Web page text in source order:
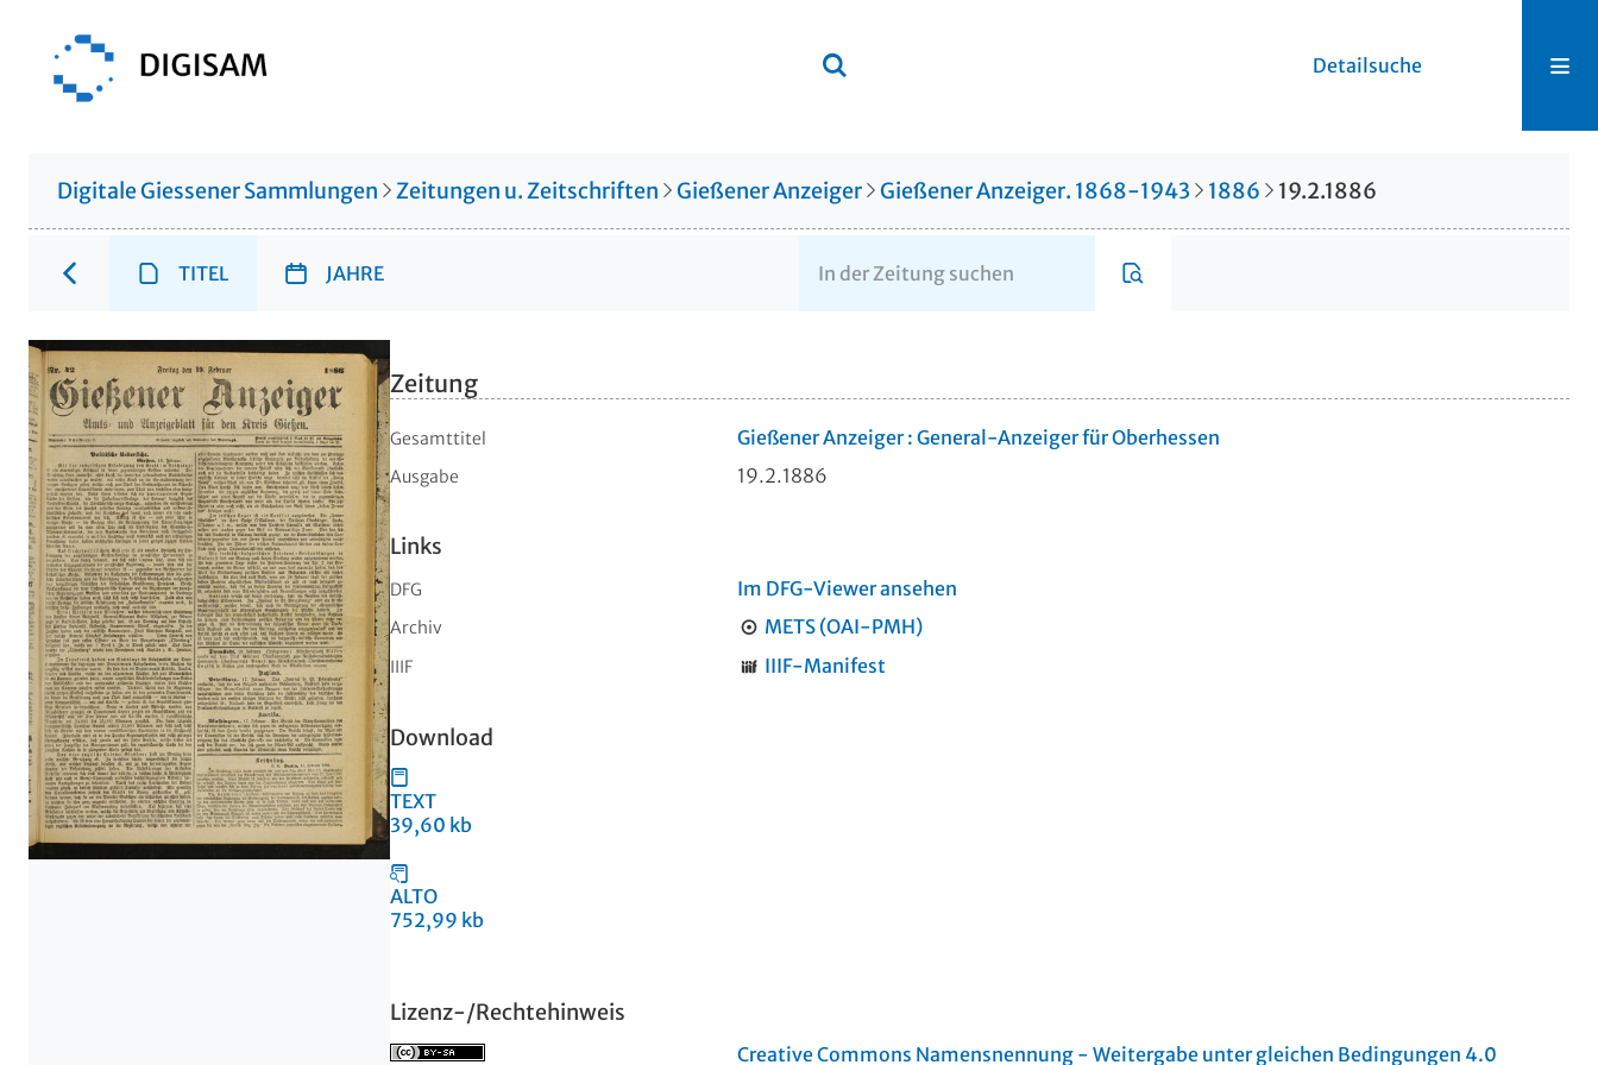
Detailsuche
Digitale Giessener Sammlungen Zeitungen u. Zeitschriften Gießener Anzeiger Gießener Anzeiger. 1868-1943 1886 19.2.1886
TITEL JAHRE
Zeitung
Gesamttitel Gießener Anzeiger : General-Anzeiger für Oberhessen
Ausgabe 19.2.1886
Links
DFG Im DFG-Viewer ansehen
Archiv METS (OAI-PMH)
IIIF IIIF-Manifest
Download
TEXT
39,60 kb
ALTO
752,99 kb
Lizenz-/Rechtehinweis
Creative Commons Namensnennung - Weitergabe unter gleichen Bedingungen 4.0